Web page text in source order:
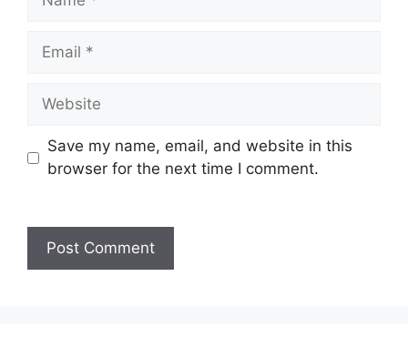
Email
Website
Save my name, email, and website in this
browser for the next time I comment.